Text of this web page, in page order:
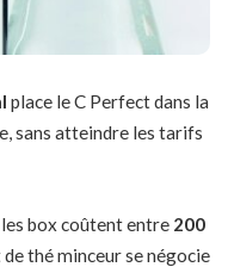
place le C Perfect dans la
sans atteindre les tarifs
box coûtent entre 200
thé minceur se négocie